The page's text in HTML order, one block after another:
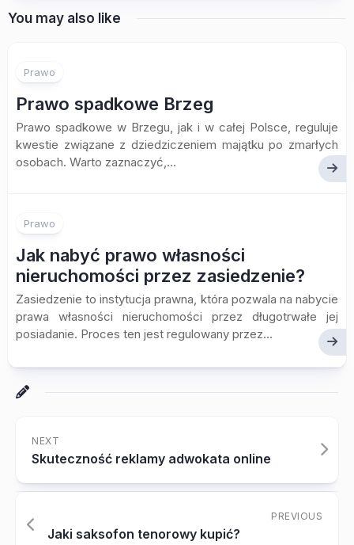
You may also like
Prawo
Prawo spadkowe Brzeg
Prawo spadkowe w Brzegu, jak i w całej Polsce, reguluje
kwestie związane z dziedziczeniem majątku po zmarłych
osobach. Warto zaznaczyć,...
Prawo
Jak nabyć prawo własności
nieruchomości przez zasiedzenie?
Zasiedzenie to instytucja prawna, która pozwala na nabycie
prawa własności nieruchomości przez długotrwałe jej
posiadanie. Proces ten jest regulowany przez...
NEXT
Skuteczność reklamy adwokata online
PREVIOUS
Jaki saksofon tenorowy kupić?